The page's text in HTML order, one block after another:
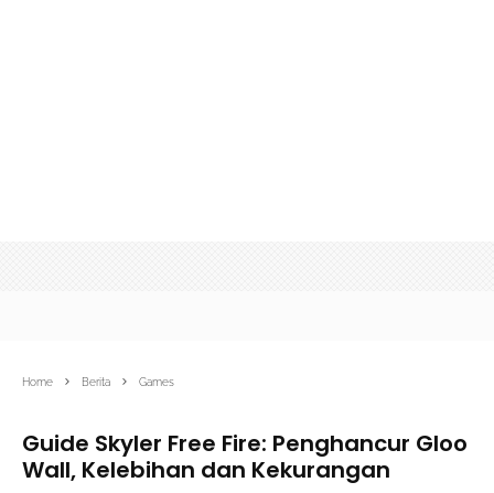
Home Berita Games
Guide Skyler Free Fire: Penghancur Gloo
Wall, Kelebihan dan Kekurangan